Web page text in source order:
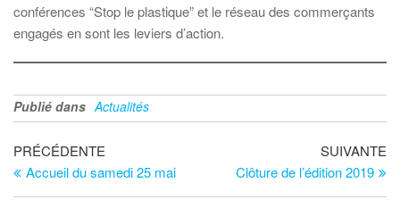
conférences “Stop le plastique” et le réseau des commerçants
engagés en sont les leviers d’action.
Publié dans Actualités
Navigation
de
Article
précédent
PRÉCÉDENTE
Accueil du samedi 25 mai
SUIVANTE
Clôture de l’édition 2019